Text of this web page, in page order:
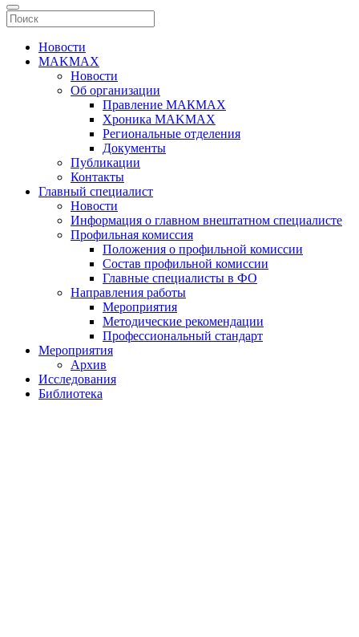
Новости
MAKMAX
Новости
Об организации
Правление МАКМАХ
Хроника MAKMAX
Региональные отделения
Документы
Публикации
Контакты
Главный специалист
Новости
Информация о главном внештатном специалисте
Профильная комиссия
Положения о профильной комиссии
Состав профильной комиссии
Главные специалисты в ФО
Направления работы
Мероприятия
Методические рекомендации
Профессиональный стандарт
Мероприятия
Архив
Исследования
Библиотека